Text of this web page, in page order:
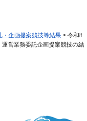
・企画提案競技等結果 > 令和8
営業務委託企画提案競技の結